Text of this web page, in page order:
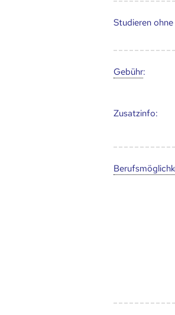
Studieren
Gebühr:
Zusatz­info: